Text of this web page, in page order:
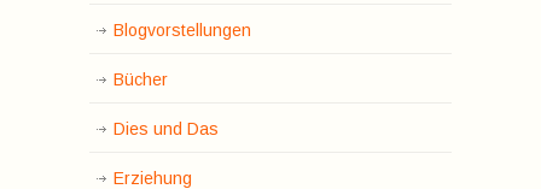
Blogvorstellungen
Bücher
Dies und Das
Erziehung